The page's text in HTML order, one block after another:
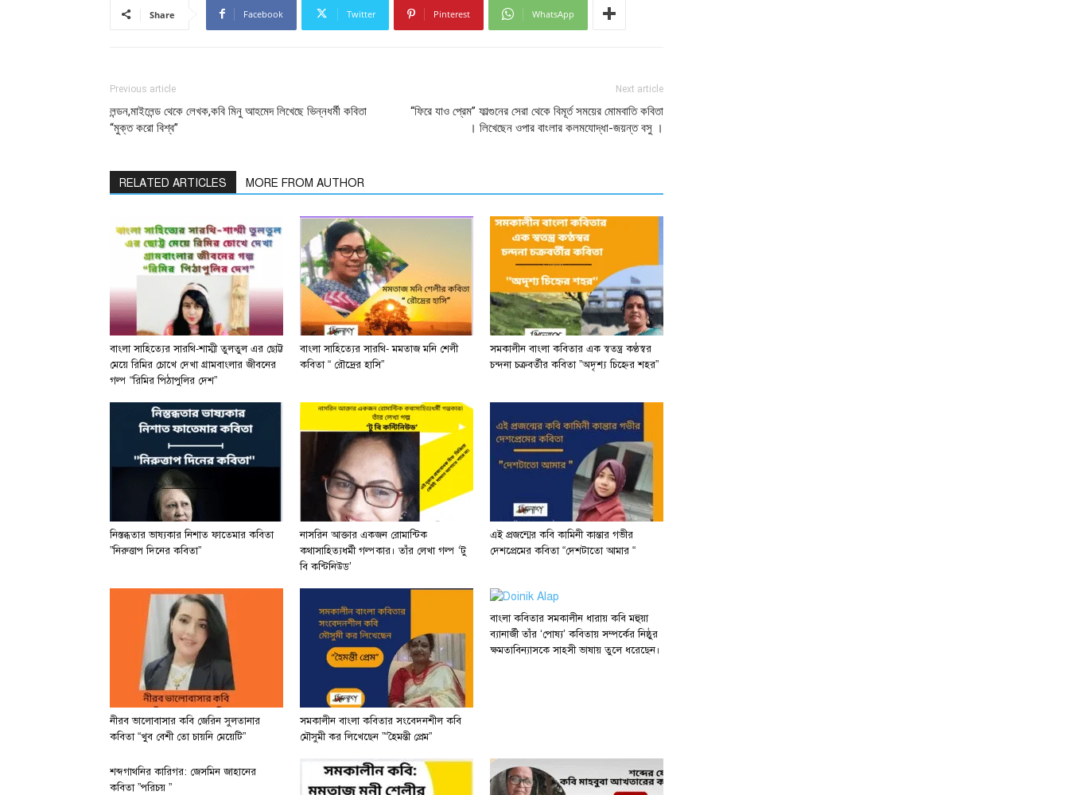
Share Facebook Twitter Pinterest WhatsApp
Previous article
লন্ডন,মাইলেন্ড থেকে লেখক,কবি মিনু আহমেদ লিখেছে ভিন্নধর্মী কবিতা
“মুক্ত করো বিশ্ব”
Next article
“ফিরে যাও প্রেম” ফাল্গুনের সেরা থেকে বিমূর্ত সময়ের মোমবাতি কবিতা
। লিখেছেন ওপার বাংলার কলমযোদ্ধা-জয়ন্ত বসু ।
RELATED ARTICLES MORE FROM AUTHOR
বাংলা সাহিত্যের সারথি-শাম্মী তুলতুল এর ছোট্ট
মেয়ে রিমির চোখে দেখা গ্রামবাংলার জীবনের
গল্প “রিমির পিঠাপুলির দেশ”
বাংলা সাহিত্যের সারথি- মমতাজ মনি শেলী
কবিতা “ রৌদ্রের হাসি”
সমকালীন বাংলা কবিতার এক স্বতন্ত্র কণ্ঠস্বর
চন্দনা চক্রবর্তীর কবিতা ”অদৃশ্য চিহ্নের শহর”
নিস্তব্ধতার ভাষ্যকার নিশাত ফাতেমার কবিতা
”নিরুত্তাপ দিনের কবিতা”
নাসরিন আক্তার একজন রোমান্টিক
কথাসাহিত্যধর্মী গল্পকার। তাঁর লেখা গল্প ‘টু
বি কন্টিনিউড’
এই প্রজন্মের কবি কামিনী কান্তার গভীর
দেশপ্রেমের কবিতা “দেশটাতো আমার “
নীরব ভালোবাসার কবি জেরিন সুলতানার
কবিতা “খুব বেশী তো চায়নি মেয়েটি”
সমকালীন বাংলা কবিতার সংবেদনশীল কবি
মৌসুমী কর লিখেছেন ”“হৈমন্তী প্রেম”
বাংলা কবিতার সমকালীন ধারায় কবি মহুয়া
ব্যানার্জী তাঁর ‘পোষ্য’ কবিতায় সম্পর্কের নিষ্ঠুর
ক্ষমতাবিন্যাসকে সাহসী ভাষায় তুলে ধরেছেন।
শব্দগাথনির কারিগর: জেসমিন জাহানের
কবিতা ”পরিচয় ”